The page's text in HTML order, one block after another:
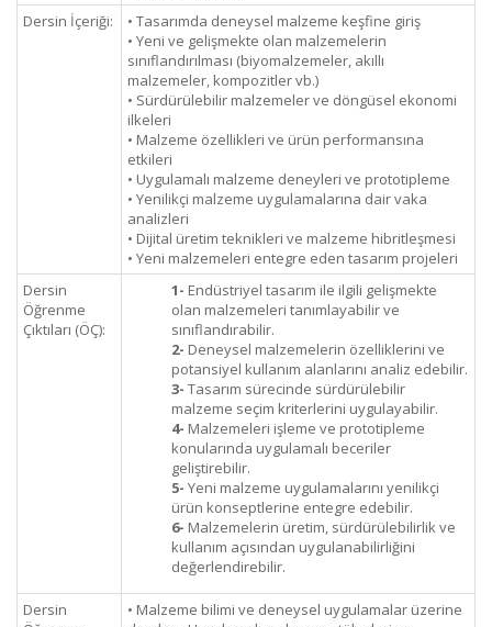
Dersin İçeriği:
• Tasarımda deneysel malzeme keşfine giriş
• Yeni ve gelişmekte olan malzemelerin
sınıflandırılması (biyomalzemeler, akıllı
malzemeler, kompozitler vb.)
• Sürdürülebilir malzemeler ve döngüsel ekonomi
ilkeleri
• Malzeme özellikleri ve ürün performansına
etkileri
• Uygulamalı malzeme deneyleri ve prototipleme
• Yenilikçi malzeme uygulamalarına dair vaka
analizleri
• Dijital üretim teknikleri ve malzeme hibritleşmesi
• Yeni malzemeleri entegre eden tasarım projeleri
Dersin
Öğrenme
Çıktıları (ÖÇ):
1- Endüstriyel tasarım ile ilgili gelişmekte
olan malzemeleri tanımlayabilir ve
sınıflandırabilir.
2- Deneysel malzemelerin özelliklerini ve
potansiyel kullanım alanlarını analiz edebilir.
3- Tasarım sürecinde sürdürülebilir
malzeme seçim kriterlerini uygulayabilir.
4- Malzemeleri işleme ve prototipleme
konularında uygulamalı beceriler
geliştirebilir.
5- Yeni malzeme uygulamalarını yenilikçi
ürün konseptlerine entegre edebilir.
6- Malzemelerin üretim, sürdürülebilirlik ve
kullanım açısından uygulanabilirliğini
değerlendirebilir.
Dersin
• Malzeme bilimi ve deneysel uygulamalar üzerine